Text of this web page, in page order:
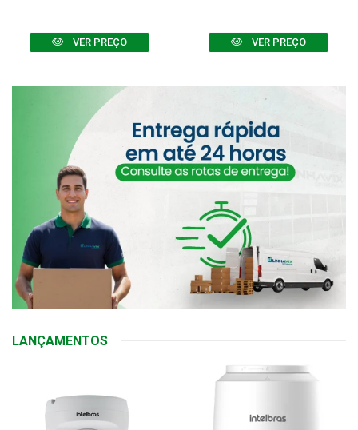
VER PREÇO VER PREÇO
LANÇAMENTOS